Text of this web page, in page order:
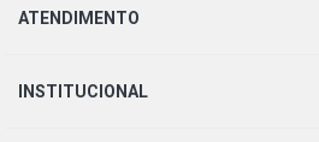
ATENDIMENTO
INSTITUCIONAL